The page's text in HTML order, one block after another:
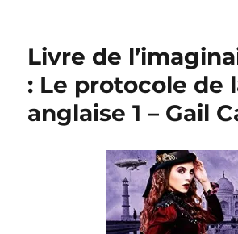
#
Le
protocole
la
crème
anglaise
2
–
Livre de
: Le protocole de
anglaise 1 – Gail